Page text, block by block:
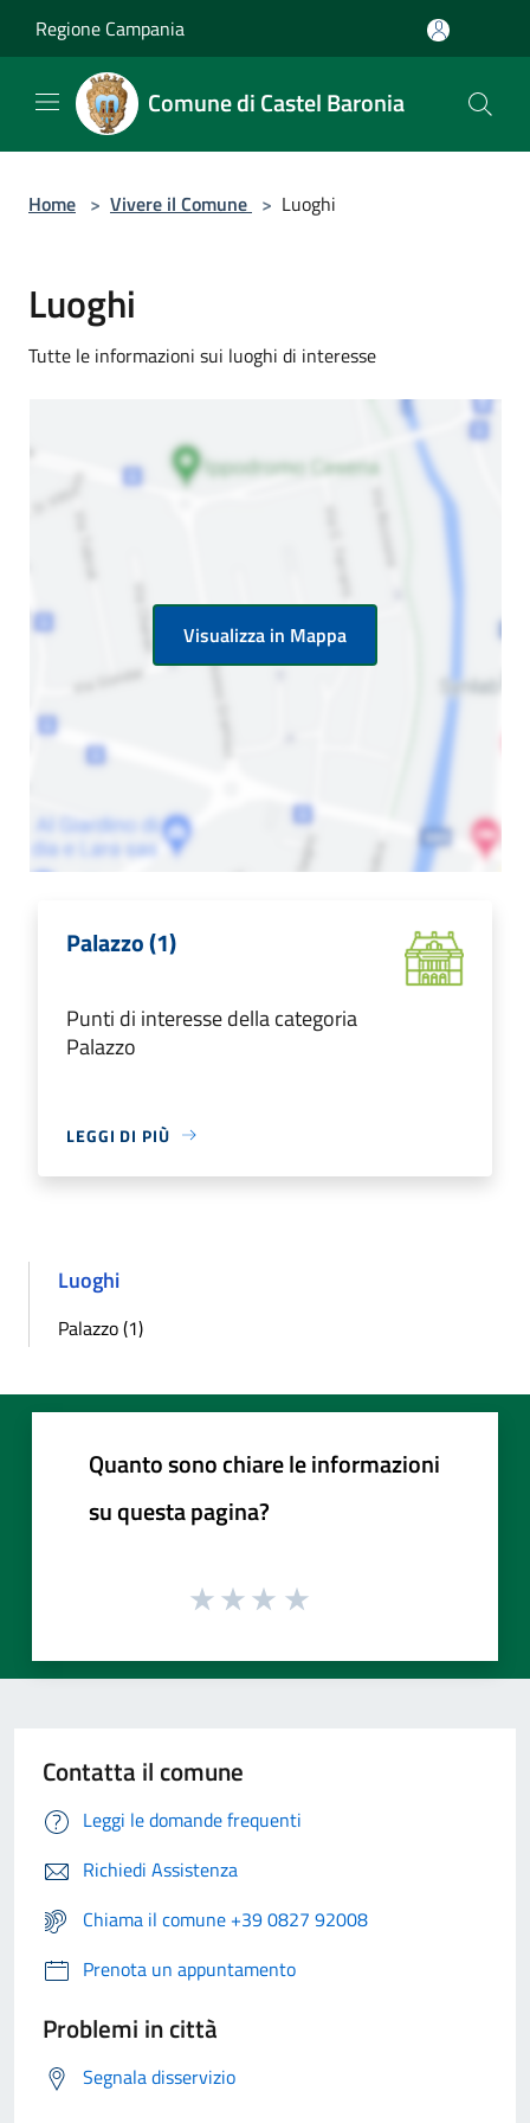
Regione Campania
Comune di Castel Baronia
Home > Vivere il Comune > Luoghi
Luoghi
Tutte le informazioni sui luoghi di interesse
Visualizza in Mappa
Palazzo (1)
Punti di interesse della categoria
Palazzo
LEGGI DI PIÙ
Luoghi
Palazzo (1)
Quanto sono chiare le informazioni
su questa pagina?
Contatta il comune
Leggi le domande frequenti
Richiedi Assistenza
Chiama il comune +39 0827 92008
Prenota un appuntamento
Problemi in città
Segnala disservizio